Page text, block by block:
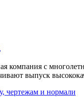
компания с
выпуск
чертежам и нормали